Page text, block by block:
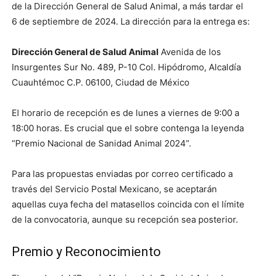
de la Dirección General de Salud Animal, a más tardar el
6 de septiembre de 2024. La dirección para la entrega es:
Dirección General de Salud Animal Avenida de los
Insurgentes Sur No. 489, P-10 Col. Hipódromo, Alcaldía
Cuauhtémoc C.P. 06100, Ciudad de México
El horario de recepción es de lunes a viernes de 9:00 a
18:00 horas. Es crucial que el sobre contenga la leyenda
“Premio Nacional de Sanidad Animal 2024”.
Para las propuestas enviadas por correo certificado a
través del Servicio Postal Mexicano, se aceptarán
aquellas cuya fecha del matasellos coincida con el límite
de la convocatoria, aunque su recepción sea posterior.
Premio y Reconocimiento